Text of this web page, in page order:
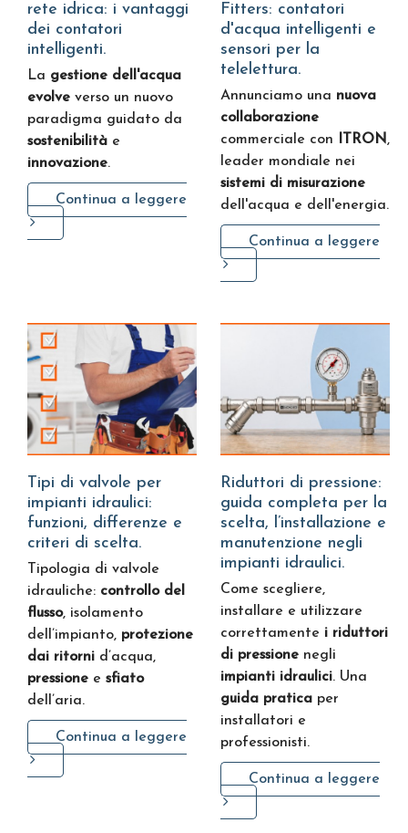
rete idrica: i vantaggi
dei contatori
intelligenti.
La gestione dell'acqua
evolve verso un nuovo
paradigma guidato da
sostenibilità e
innovazione.
Continua a leggere
Fitters: contatori
d'acqua intelligenti e
sensori per la
telelettura.
Annunciamo una nuova
collaborazione
commerciale con ITRON,
leader mondiale nei
sistemi di misurazione
dell'acqua e dell'energia.
Continua a leggere
Tipi di valvole per
impianti idraulici:
funzioni, differenze e
criteri di scelta.
Tipologia di valvole
idrauliche: controllo del
flusso, isolamento
dell’impianto, protezione
dai ritorni d’acqua,
pressione e sfiato
dell’aria.
Continua a leggere
Riduttori di pressione:
guida completa per la
scelta, l’installazione e
manutenzione negli
impianti idraulici.
Come scegliere,
installare e utilizzare
correttamente i riduttori
di pressione negli
impianti idraulici. Una
guida pratica per
installatori e
professionisti.
Continua a leggere